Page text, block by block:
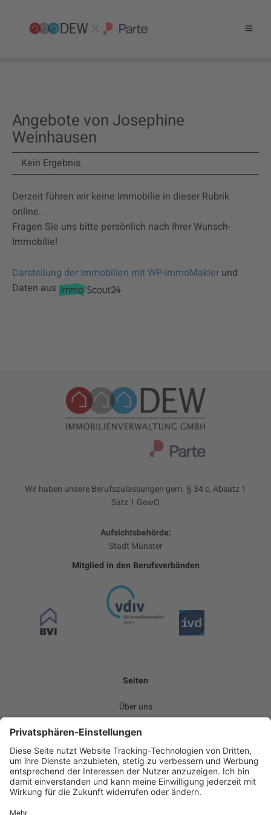
Angebote von Josephine
Weinhausen
Kein Ergebnis.
Derzeit führen wir keine Immobilie in dieser Rubrik
online.
Fragen Sie uns bitte persönlich nach Ihrer Wunsch-
Immobilie!
Darstellung der Immobilien mit WP-ImmoMakler und
Daten aus
Wir haben unsere Berufszulassungen gem. § 34 c, Absatz 1
Satz 1 GewO
Aufsichtsbehörde:
Stadt Münster
Mitglied in den Berufsverbänden
Seiten
Über uns
Kommunikation
Team
Karriere